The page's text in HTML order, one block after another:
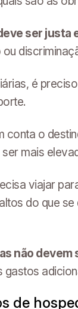
ser
é
conta o
mais
viajar
do que
não
de